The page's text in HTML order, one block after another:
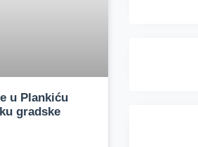
u Plankiću
gradske